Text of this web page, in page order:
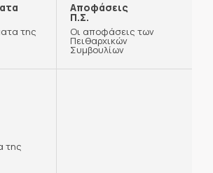
της
Αποφάσεις
Π.Σ.
Οι αποφάσεις των
Πειθαρχικών
Συμβουλίων
της